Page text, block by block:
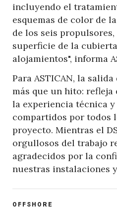
incluyendo el
esquemas de color de
de los seis
superficie de la
alojamientos", informa
Para ASTICAN, la salida
más que un hito: refleja
la experiencia técnica
compartidos por todos
proyecto. Mientras el
orgullosos del trabajo
agradecidos por la
nuestras instalaciones
POST
OFFSHORE